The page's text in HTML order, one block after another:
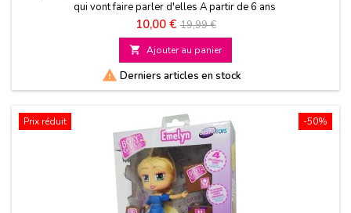
qui vont faire parler d'elles A partir de 6 ans
Prix
10,00 € Prix
de
base
19,99 €
 Ajouter au panier
 Derniers articles en stock
-50%
Prix réduit